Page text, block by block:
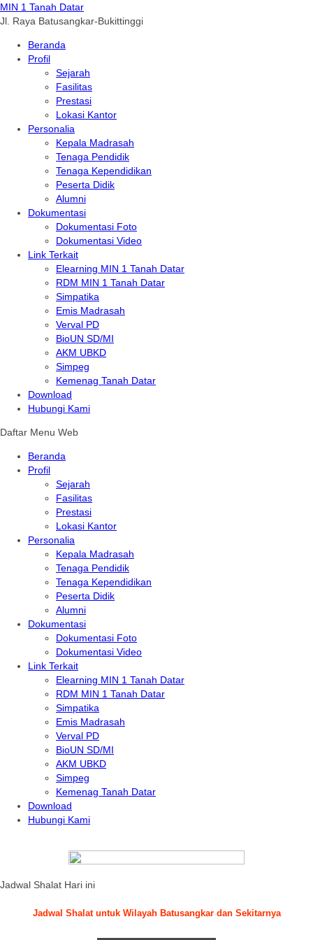
MIN 1 Tanah Datar
Jl. Raya Batusangkar-Bukittinggi
Beranda
Profil
Sejarah
Fasilitas
Prestasi
Lokasi Kantor
Personalia
Kepala Madrasah
Tenaga Pendidik
Tenaga Kependidikan
Peserta Didik
Alumni
Dokumentasi
Dokumentasi Foto
Dokumentasi Video
Link Terkait
Elearning MIN 1 Tanah Datar
RDM MIN 1 Tanah Datar
Simpatika
Emis Madrasah
Verval PD
BioUN SD/MI
AKM UBKD
Simpeg
Kemenag Tanah Datar
Download
Hubungi Kami
Daftar Menu Web
Beranda
Profil
Sejarah
Fasilitas
Prestasi
Lokasi Kantor
Personalia
Kepala Madrasah
Tenaga Pendidik
Tenaga Kependidikan
Peserta Didik
Alumni
Dokumentasi
Dokumentasi Foto
Dokumentasi Video
Link Terkait
Elearning MIN 1 Tanah Datar
RDM MIN 1 Tanah Datar
Simpatika
Emis Madrasah
Verval PD
BioUN SD/MI
AKM UBKD
Simpeg
Kemenag Tanah Datar
Download
Hubungi Kami
Jadwal Shalat Hari ini
Jadwal Shalat untuk Wilayah Batusangkar dan Sekitarnya